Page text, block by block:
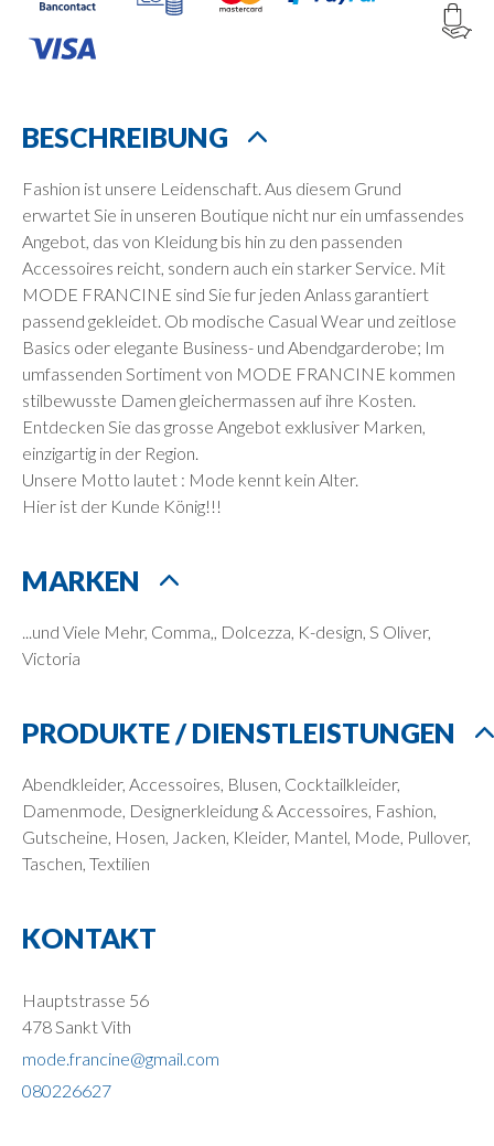
BESCHREIBUNG
Fashion ist unsere Leidenschaft. Aus diesem Grund
erwartet Sie in unseren Boutique nicht nur ein umfassendes
Angebot, das von Kleidung bis hin zu den passenden
Accessoires reicht, sondern auch ein starker Service. Mit
MODE FRANCINE sind Sie fur jeden Anlass garantiert
passend gekleidet. Ob modische Casual Wear und zeitlose
Basics oder elegante Business- und Abendgarderobe; Im
umfassenden Sortiment von MODE FRANCINE kommen
stilbewusste Damen gleichermassen auf ihre Kosten.
Entdecken Sie das grosse Angebot exklusiver Marken,
einzigartig in der Region.
Unsere Motto lautet : Mode kennt kein Alter.
Hier ist der Kunde König!!!
MARKEN
...und Viele Mehr, Comma,, Dolcezza, K-design, S Oliver,
Victoria
PRODUKTE / DIENSTLEISTUNGEN
Abendkleider, Accessoires, Blusen, Cocktailkleider,
Damenmode, Designerkleidung & Accessoires, Fashion,
Gutscheine, Hosen, Jacken, Kleider, Mantel, Mode, Pullover,
Taschen, Textilien
KONTAKT
Hauptstrasse 56
478 Sankt Vith
mode.francine@gmail.com
080226627